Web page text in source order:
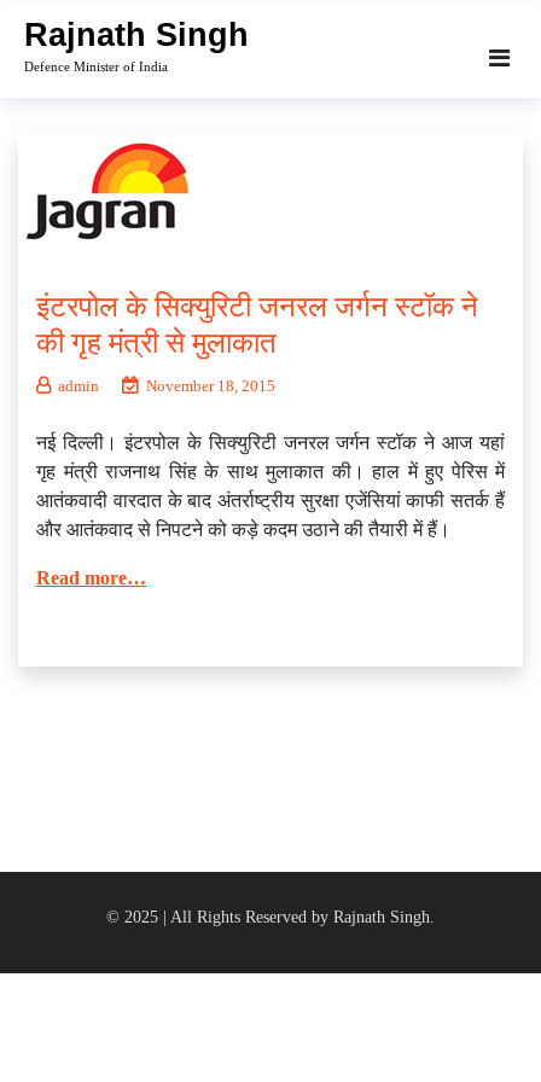
content
Rajnath Singh
Defence Minister of India
इंटरपोल के सिक्युरिटी जनरल जर्गन स्टॉक ने
की गृह मंत्री से मुलाकात
admin November 18, 2015
नई दिल्ली। इंटरपोल के सिक्युरिटी जनरल जर्गन स्टॉक ने आज यहां
गृह मंत्री राजनाथ सिंह के साथ मुलाकात की। हाल में हुए पेरिस में
आतंकवादी वारदात के बाद अंतर्राष्ट्रीय सुरक्षा एजेंसियां काफी सतर्क हैं
और आतंकवाद से निपटने को कड़े कदम उठाने की तैयारी में हैं।
Read more…
© 2025 | All Rights Reserved by Rajnath Singh.